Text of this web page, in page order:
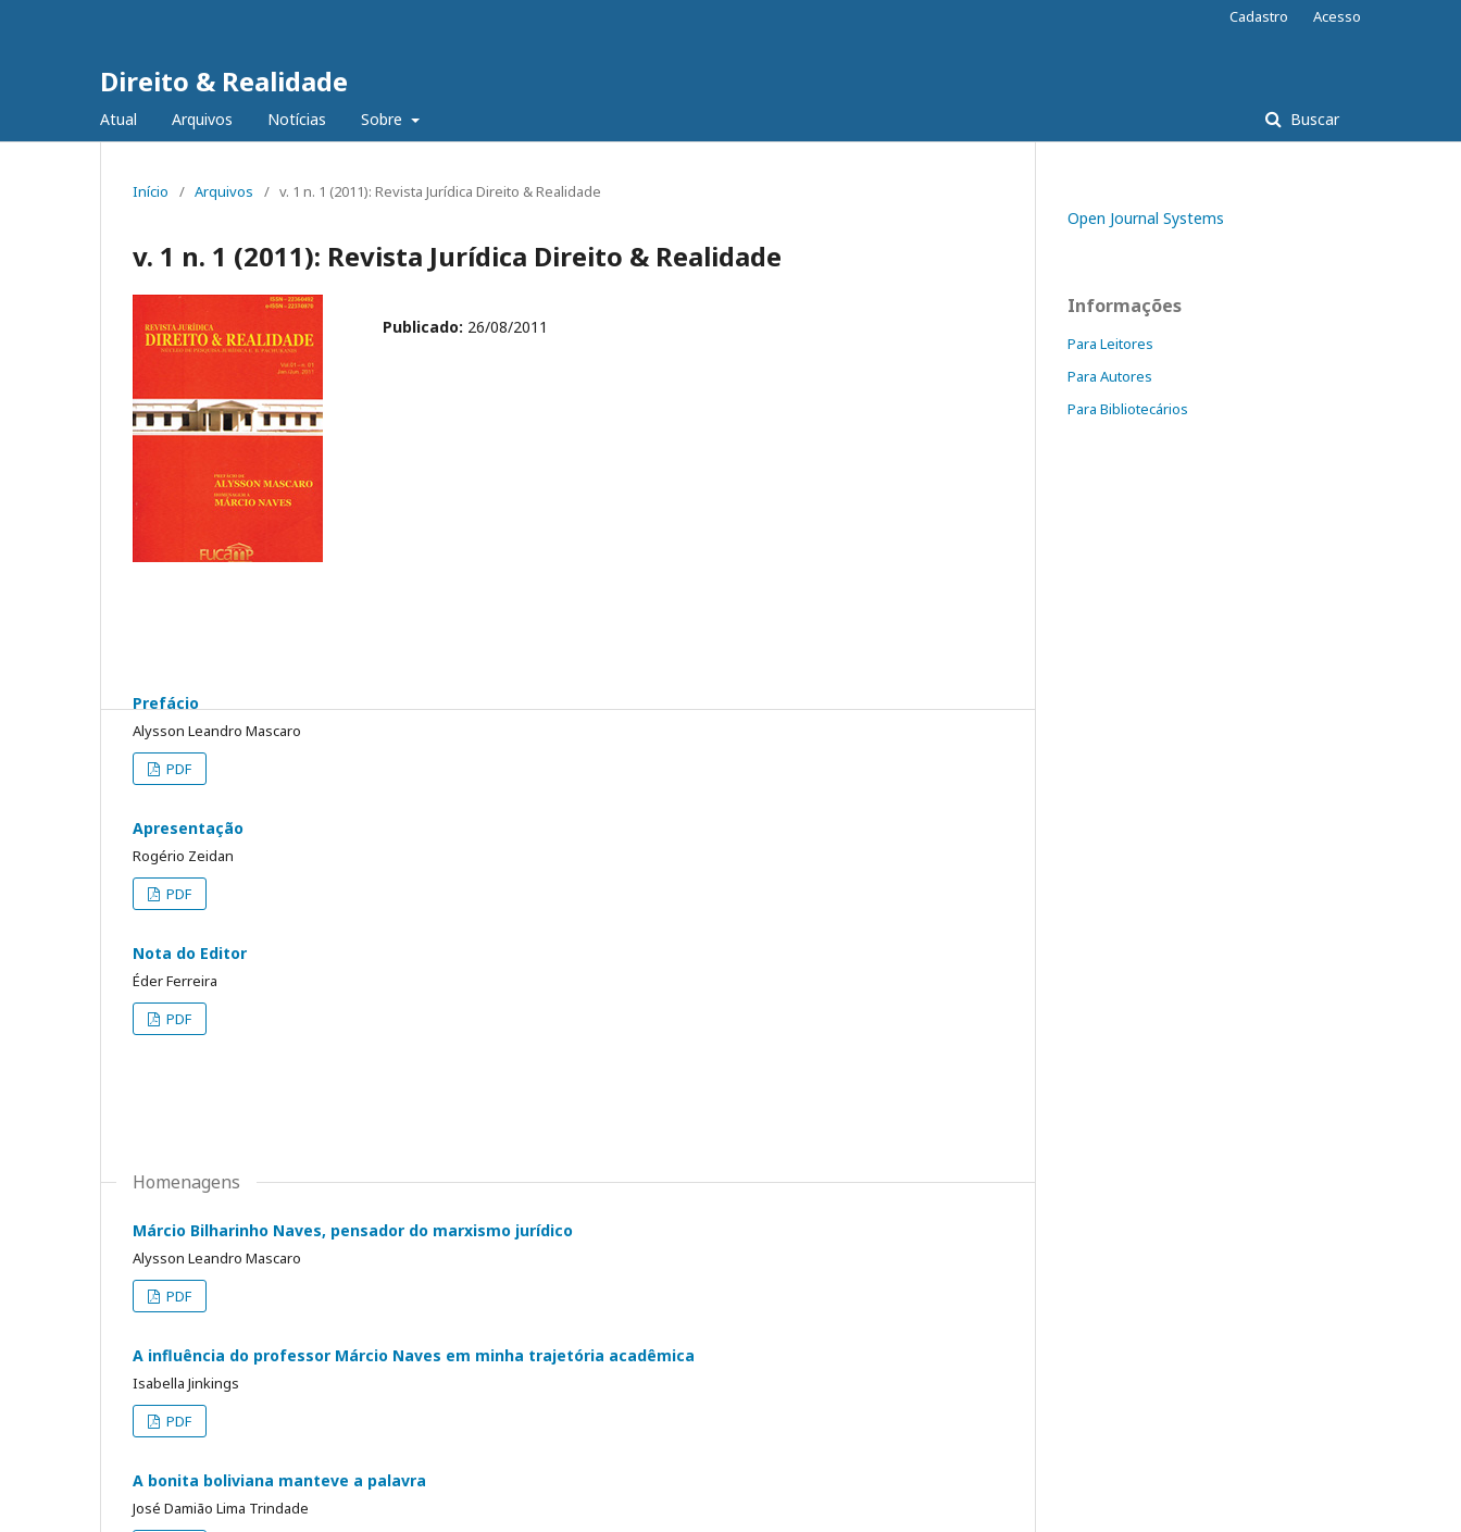
Direito & Realidade
Atual Arquivos Notícias Sobre Buscar
Cadastro Acesso
Início / Arquivos / v. 1 n. 1 (2011): Revista Jurídica Direito & Realidade
v. 1 n. 1 (2011): Revista Jurídica Direito & Realidade
Publicado: 26/08/2011
Prefácio
Alysson Leandro Mascaro
PDF
Apresentação
Rogério Zeidan
PDF
Nota do Editor
Éder Ferreira
PDF
Homenagens
Márcio Bilharinho Naves, pensador do marxismo jurídico
Alysson Leandro Mascaro
PDF
A influência do professor Márcio Naves em minha trajetória acadêmica
Isabella Jinkings
PDF
A bonita boliviana manteve a palavra
José Damião Lima Trindade
Open Journal Systems
Informações
Para Leitores
Para Autores
Para Bibliotecários